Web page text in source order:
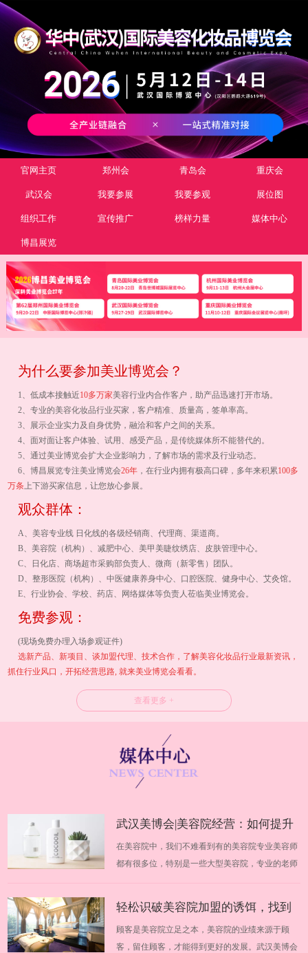
官网主页 郑州会 青岛会 重庆会
武汉会 我要参展 我要参观 展位图
组织工作 宣传推广 榜样力量 媒体中心
博昌展览
为什么要参加美业博览会？
1、低成本接触近10多万家美容行业内合作客户，助产品迅速打开市场。
2、专业的美容化妆品行业买家，客户精准、质量高，签单率高。
3、展示企业实力及自身优势，融洽和客户之间的关系。
4、面对面让客户体验、试用、感受产品，是传统媒体所不能替代的。
5、通过美业博览会扩大企业影响力，了解市场的需求及行业动态。
6、博昌展览专注美业博览会26年 ，在行业内拥有极高口碑，多年来积累100多
万条 上下游买家信息，让您放心参展。
观众群体：
A、美容专业线 日化线的各级经销商、代理商、渠道商。
B、美容院（机构）、减肥中心、美甲美睫纹绣店、皮肤管理中心。
C、日化店、商场超市采购部负责人、微商（新零售）团队。
D、整形医院（机构）、中医健康养身中心、口腔医院、健身中心、艾灸馆。
E、行业协会、学校、药店、网络媒体等负责人莅临美业博览会。
免费参观：
(现场免费办理入场参观证件)
选新产品、新项目、谈加盟代理、技术合作，了解美容化妆品行业最新资讯，
抓住行业风口，开拓经营思路, 就来美业博览会看看。
查看更多 +
武汉美博会|美容院经营：如何提升
业绩
在美容院中，我们不难看到有的美容院专业美容师
都有很多位，特别是一些大型美容院，专业的老师
识也很到位，但是不知道为什么，每个月的收入却
并不高，而且个人业绩也不是多优秀，为…
轻松识破美容院加盟的诱饵，找到
好的厂商
顾客是美容院立足之本，美容院的业绩来源于顾
客，留住顾客，才能得到更好的发展。武汉美博会